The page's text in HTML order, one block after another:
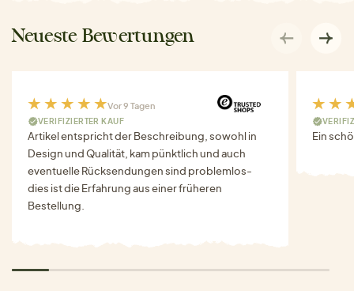
Neueste Bewertungen
Vor 9 Tagen
VERIFIZIERTER KAUF
Artikel entspricht der Beschreibung, sowohl in
Design und Qualität, kam pünktlich und auch
eventuelle Rücksendungen sind problemlos-
dies ist die Erfahrung aus einer früheren
Bestellung.
Ein